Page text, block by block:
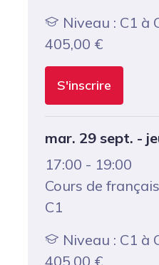
Niveau : C1 à
405,00 €
S'inscrire
mar. 29 sept. -
17:00 - 19:00
Cours de
C1
Niveau : C1 à
405,00 €